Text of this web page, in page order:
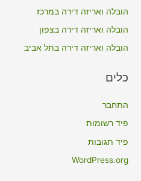
:הובלה ואריזה דירה במרכז
הובלה ואריזה דירה בצפון
הובלה ואריזה דירה בתל אביב
כלים
התחבר
פיד רשומות
פיד תגובות
WordPress.org